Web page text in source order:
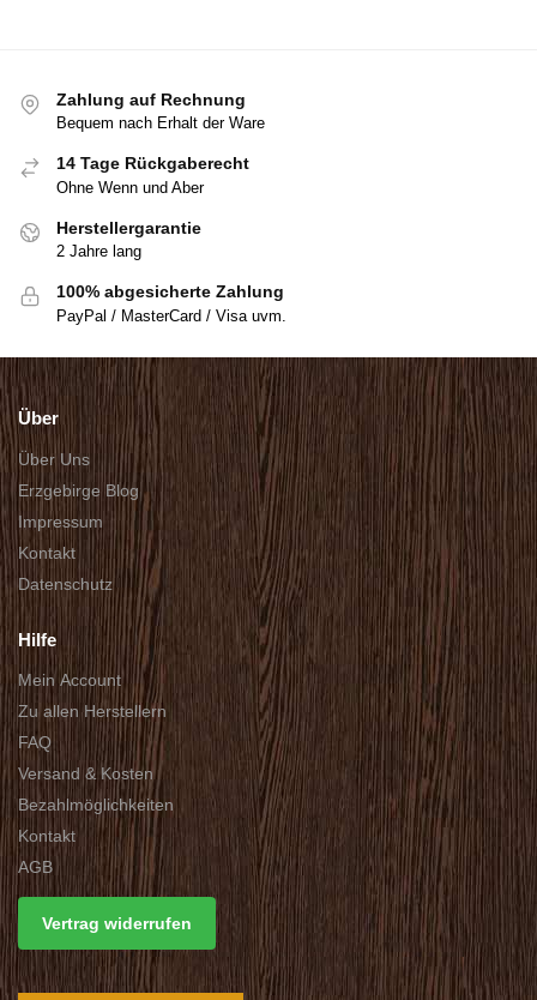
Zahlung auf Rechnung
Bequem nach Erhalt der Ware
14 Tage Rückgaberecht
Ohne Wenn und Aber
Herstellergarantie
2 Jahre lang
100% abgesicherte Zahlung
PayPal / MasterCard / Visa uvm.
Über
Über Uns
Erzgebirge Blog
Impressum
Kontakt
Datenschutz
Hilfe
Mein Account
Zu allen Herstellern
FAQ
Versand & Kosten
Bezahlmöglichkeiten
Kontakt
AGB
Vertrag widerrufen